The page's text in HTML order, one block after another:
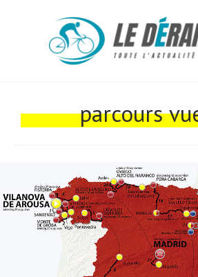
parcours
Tests de produits
Tendances
Tous nos articles